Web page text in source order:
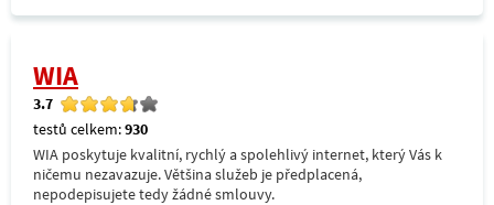
WIA
3.7
testů celkem:930
WIA poskytuje kvalitní, rychlý a spolehlivý internet, který Vás k
ničemu nezavazuje. Většina služeb je předplacená,
nepodepisujete tedy žádné smlouvy.